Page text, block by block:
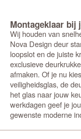
Montageklaar bij
Wij houden van
Nova Design deur
loopslot en de juiste
exclusieve
afmaken. Of je nu
veiligheidsglas, de
het glas naar jouw
werkdagen geef je
gewenste moderne